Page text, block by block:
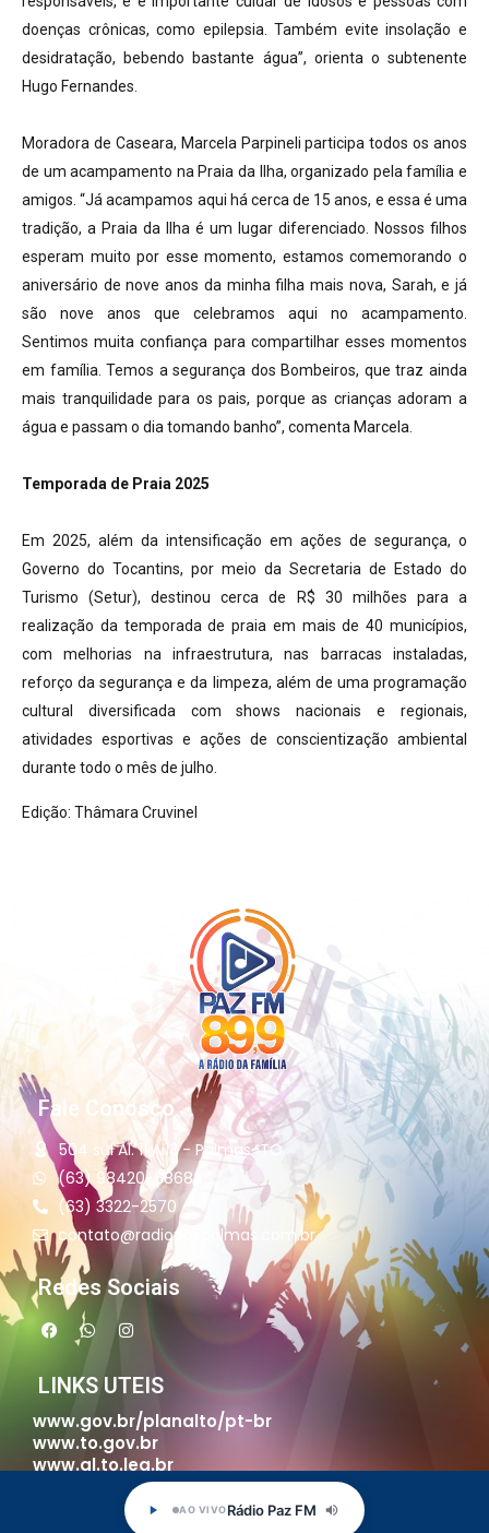
doenças crônicas, como epilepsia. Também evite insolação e
desidratação, bebendo bastante água”, orienta o subtenente
Hugo Fernandes.
Moradora de Caseara, Marcela Parpineli participa todos os anos
de um acampamento na Praia da Ilha, organizado pela família e
amigos. “Já acampamos aqui há cerca de 15 anos, e essa é uma
tradição, a Praia da Ilha é um lugar diferenciado. Nossos filhos
esperam muito por esse momento, estamos comemorando o
aniversário de nove anos da minha filha mais nova, Sarah, e já
são nove anos que celebramos aqui no acampamento.
Sentimos muita confiança para compartilhar esses momentos
em família. Temos a segurança dos Bombeiros, que traz ainda
mais tranquilidade para os pais, porque as crianças adoram a
água e passam o dia tomando banho”, comenta Marcela.
Temporada de Praia 2025
Em 2025, além da intensificação em ações de segurança, o
Governo do Tocantins, por meio da Secretaria de Estado do
Turismo (Setur), destinou cerca de R$ 30 milhões para a
realização da temporada de praia em mais de 40 municípios,
com melhorias na infraestrutura, nas barracas instaladas,
reforço da segurança e da limpeza, além de uma programação
cultural diversificada com shows nacionais e regionais,
atividades esportivas e ações de conscientização ambiental
durante todo o mês de julho.
Edição: Thâmara Cruvinel
Fale Conosco
504 sul Al. 11 Ai13 - Palmas-TO
(63) 98420-6868
(63) 3322-2570
contato@radiopazpalmas.com.br
Redes Sociais
LINKS UTEIS
www.gov.br/planalto/pt-br
www.to.gov.br
www.al.to.leg.br
www.palmas.to.gov.br
www.palmas.to.leg.br
AO VIVORádio Paz FM